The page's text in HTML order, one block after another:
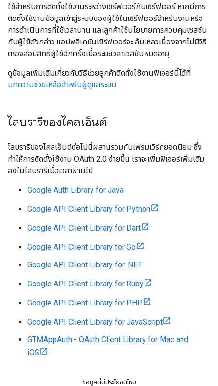
ใช้สำหรับการติดตั้งใช้งานระหว่างเซิร์ฟเวอร์กับเซิร์ฟเวอร์ หากมีการ
ติดตั้งใช้งานข้อมูลเข้าสู่ระบบของผู้ใช้ในเซิร์ฟเวอร์สำหรับงานหรือ
การดำเนินการที่ใช้เวลานาน และลูกค้าใช้นโยบายการควบคุมเซสชัน
กับผู้ใช้ดังกล่าว แอปพลิเคชันเซิร์ฟเวอร์จะ ล้มเหลวเนื่องจากไม่มีวิธี
ตรวจสอบสิทธิ์ผู้ใช้อีกครั้งเมื่อระยะเวลาเซสชันหมดอายุ
ดูข้อมูลเพิ่มเติมเกี่ยวกับวิธีช่วยลูกค้าติดตั้งใช้งานฟีเจอร์นี้ได้ที่
บทความช่วยเหลือสำหรับผู้ดูแลระบบ
ไลบรารีของไคลเอ็นต์
ไลบรารีของไคลเอ็นต์ต่อไปนี้ผสานรวมกับเฟรมเวิร์กยอดนิยม ซึ่ง
ทำให้การติดตั้งใช้งาน OAuth 2.0 ง่ายขึ้น เราจะเพิ่มฟีเจอร์เพิ่มเติม
ลงในไลบรารีเมื่อเวลาผ่านไป
Google Auth Library for Java
Google API Client Library for Python
Google API Client Library for Dart
Google API Client Library for Go
Google API Client Library for .NET
Google API Client Library for Ruby
Google API Client Library for PHP
Google API Client Library for JavaScript
GTMAppAuth - OAuth Client Library for Mac and
iOS
ข้อมูลนี้มีประโยชน์ไหม